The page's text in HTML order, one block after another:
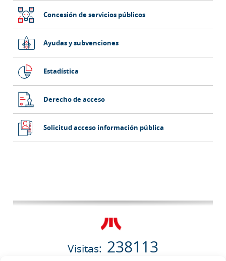
Concesión de servicios públicos
Ayudas y subvenciones
Estadística
Derecho de acceso
Solicitud acceso información pública
Visitas: 238113